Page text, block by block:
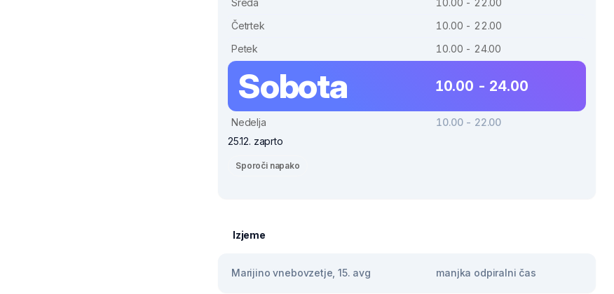
Sreda
10.00 - 22.00
Četrtek
10.00 - 22.00
Petek
10.00 - 24.00
Sobota 10.00 - 24.00
Nedelja
10.00 - 22.00
25.12. zaprto
Sporoči napako
Izjeme
Marijino vnebovzetje, 15. avg manjka odpiralni čas